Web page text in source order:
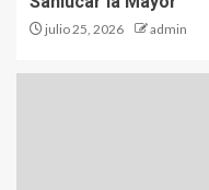
julio 25, 2026 admin